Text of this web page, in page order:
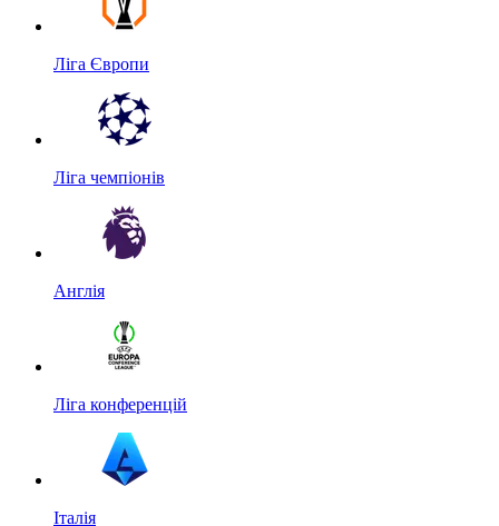
Ліга Європи
Ліга чемпіонів
Англія
Ліга конференцій
Італія